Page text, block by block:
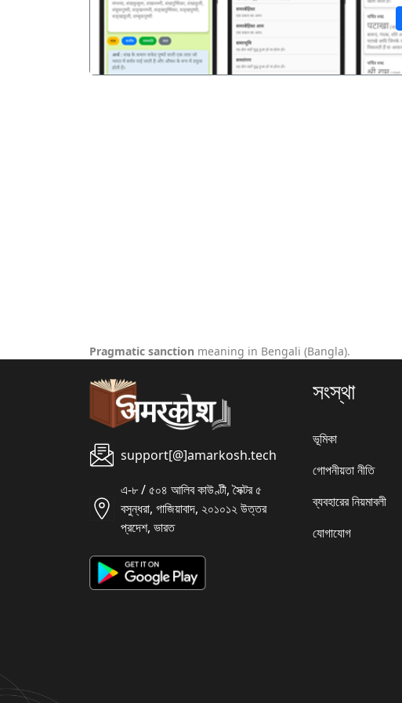
Pragmatic sanction meaning in Bengali (Bangla).
support[@]amarkosh.tech
এ-৮ / ৫০৪ আলিব কাউণ্টী, সৈক্টর ৫
বসুন্ধরা, গাজিয়াবাদ, ২০১০১২ উত্তর
প্রদেশ, ভারত
সংস্থা
ভূমিকা
গোপনীয়তা নীতি
ব্যবহারের নিয়মাবলী
যোগাযোগ